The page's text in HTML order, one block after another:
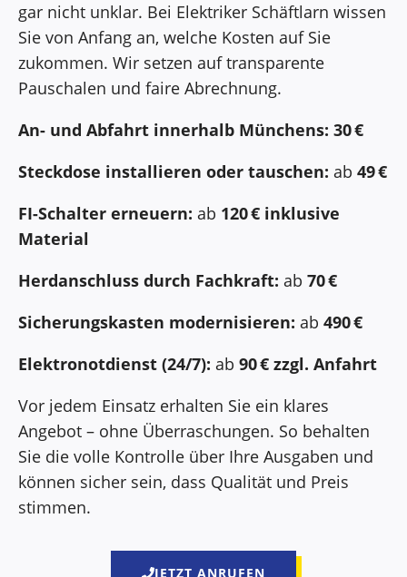
gar nicht unklar. Bei Elektriker Schäftlarn wissen
Sie von Anfang an, welche Kosten auf Sie
zukommen. Wir setzen auf transparente
Pauschalen und faire Abrechnung.
An- und Abfahrt innerhalb Münchens: 30 €
Steckdose installieren oder tauschen: ab 49 €
FI-Schalter erneuern: ab 120 € inklusive
Material
Herdanschluss durch Fachkraft: ab 70 €
Sicherungskasten modernisieren: ab 490 €
Elektronotdienst (24/7): ab 90 € zzgl. Anfahrt
Vor jedem Einsatz erhalten Sie ein klares
Angebot – ohne Überraschungen. So behalten
Sie die volle Kontrolle über Ihre Ausgaben und
können sicher sein, dass Qualität und Preis
stimmen.
JETZT ANRUFEN